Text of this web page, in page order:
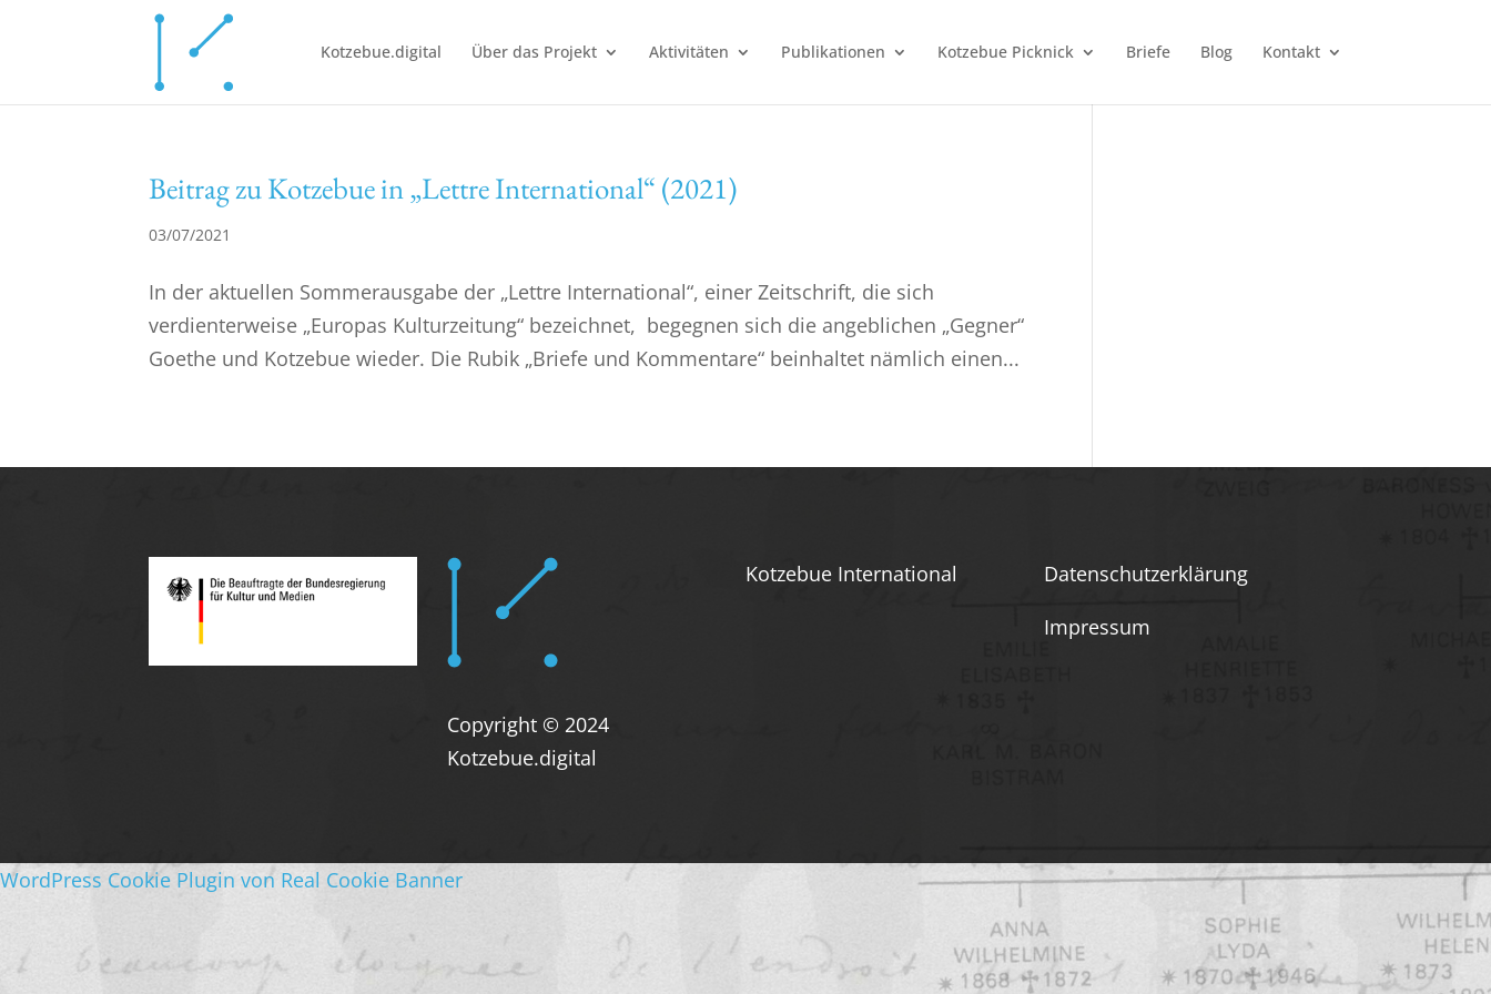
Kotzebue.digital Über das Projekt Aktivitäten Publikationen Kotzebue Picknick Briefe Blog Kontakt
Beitrag zu Kotzebue in „Lettre International“ (2021)
03/07/2021
In der aktuellen Sommerausgabe der „Lettre International“, einer Zeitschrift, die sich
verdienterweise „Europas Kulturzeitung“ bezeichnet, begegnen sich die angeblichen „Gegner“
Goethe und Kotzebue wieder. Die Rubik „Briefe und Kommentare“ beinhaltet nämlich einen...
Copyright © 2024
Kotzebue.digital
Kotzebue International
Datenschutzerklärung
Impressum
WordPress Cookie Plugin von Real Cookie Banner